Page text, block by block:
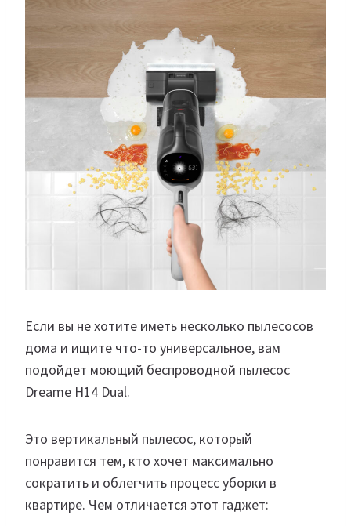
Если вы не хотите иметь несколько пылесосов
дома и ищите что-то универсальное, вам
подойдет моющий беспроводной пылесос
Dreame H14 Dual.
Это вертикальный пылесос, который
понравится тем, кто хочет максимально
сократить и облегчить процесс уборки в
квартире. Чем отличается этот гаджет: